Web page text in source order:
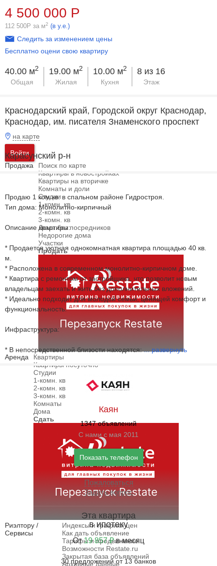
Войти
Продажа
Поиск по карте
Квартиры в новостройках
Квартиры на вторичке
Комнаты и доли
Студии
1-комн. кв
2-комн. кв
3-комн. кв
Дома без посредников
Недорогие дома
Участки
Продать
Аренда
Квартиры
Квартиры посуточно
Студии
1-комн. кв
2-комн. кв
3-комн. кв
Комнаты
Дома
Сдать
Риэлтору /
Сервисы
Индексы и графики цен
Как дать объявление
Тарифы и продвижение
Возможности Restate.ru
Закрытая база объявлений
Архивные данные
4 500 000 Р
112 500Р за м2 (в у.е.)
Следить за изменением цены
Бесплатно оцени свою квартиру
40.00 м2
Общая
19.00 м2
Жилая
10.00 м2
Кухня
8 из 16
Этаж
Краснодарский край, Городской округ Краснодар,
Краснодар, им. писателя Знаменского проспект
на карте
Карасунский р-н
Продаю 1 ком.кв. в спальном районе Гидростроя.
Тип дома: Монолитно-кирпичный
Описание квартиры:
* Продается уютная однокомнатная квартира площадью 40 кв.
м.
* Расположена в современном монолитно-кирпичном доме.
* Квартира с ремонтом от застройщика, что позволит новым
владельцам заехать и жить без дополнительных вложений.
* Идеально подходит для молодой семьи, ценящей комфорт и
функциональность.
Инфраструктура:
* В непосредственной близости находятся: развернуть
Каян
1347 объявлений
С нами с мая 2011
Показать телефон
Пожаловаться
Задать вопрос
Эта квартира
в ипотеку
От19 857 ₽в месяц
30 предложений от 13 банков